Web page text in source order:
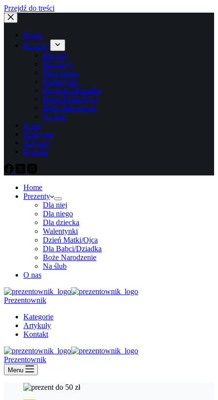
Przejdź do treści
Home
Prezenty
Dla niej
Dla niego
Dla dziecka
Walentynki
Dla Babci/Dziadka
Dzień Matki/Ojca
Boże Narodzenie
Na ślub
O nas
Kategorie
Artykuły
Kontakt
Home
Prezenty
Dla niej
Dla niego
Dla dziecka
Walentynki
Dzień Matki/Ojca
Dla Babci/Dziadka
Boże Narodzenie
Na ślub
O nas
Prezentownik
Kategorie
Artykuły
Kontakt
Prezentownik
Menu